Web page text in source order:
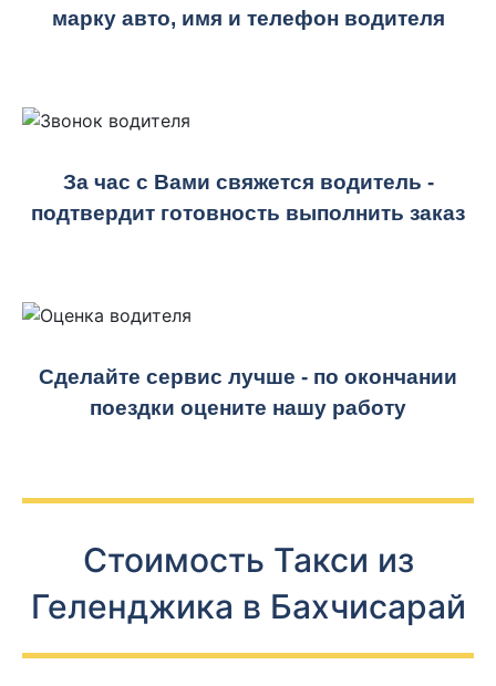
марку авто, имя и телефон водителя
За час с Вами свяжется водитель -
подтвердит готовность выполнить заказ
Сделайте сервис лучше - по окончании
поездки оцените нашу работу
Стоимость Такси из
Геленджика в Бахчисарай